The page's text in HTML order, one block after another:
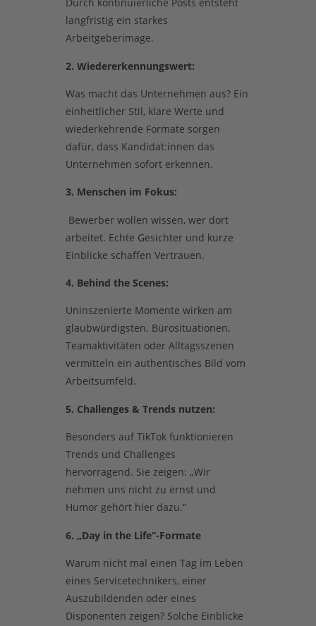
langfristig ein starkes
Arbeitgeberimage.
2. Wiedererkennungswert:
Was macht das Unternehmen aus? Ein
einheitlicher Stil, klare Werte und
wiederkehrende Formate sorgen
dafür, dass Kandidat:innen das
Unternehmen sofort erkennen.
3. Menschen im Fokus:
Bewerber wollen wissen, wer dort
arbeitet. Echte Gesichter und kurze
Einblicke schaffen Vertrauen.
4. Behind the Scenes:
Uninszenierte Momente wirken am
glaubwürdigsten. Bürosituationen,
Teamaktivitäten oder Alltagsszenen
vermitteln ein authentisches Bild vom
Arbeitsumfeld.
5. Challenges & Trends nutzen:
Besonders auf TikTok funktionieren
Trends und Challenges
hervorragend. Sie zeigen: „Wir
nehmen uns nicht zu ernst und
Humor gehört hier dazu.“
6. „Day in the Life“-Formate
Warum nicht mal einen Tag im Leben
eines Servicetechnikers, einer
Auszubildenden oder eines
Disponenten zeigen? Solche Einblicke